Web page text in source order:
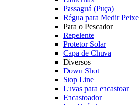
Passaguá (Puça)
Régua para Medir Peixe
Para o Pescador
Repelente
Protetor Solar
Capa de Chuva
Diversos
Down Shot
Stop Line
Luvas para encastoar
Encastoador